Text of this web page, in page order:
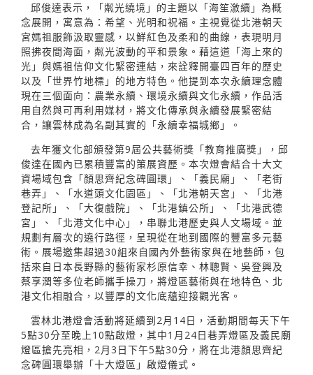
邱俊達表示，「粼光繞境」的主題以「海笙漵續」為概
念展開，寓意為：希望、光明和祝福。主視覺從北港朝天
宮媽祖服飾汲取靈感，以鮮紅色及柔和的曲線，表現明月
照拂夜間海面，粼光波動的平和景象。藉這道「海上來的
光」與媽祖信仰文化緊密連結，來詮釋開臺四百年的歷史
以及「世界竹地標」的地方特色。他提到本次永續理念體
現在三個面向：農業永續、環境永續與文化永續，作品活
用自然與可再利用媒材，將文化傳承與永續發展緊密結
合，讓雲林成為名副其實的「永續幸福城鄉」。
去年獲文化部頒發第9屆公共藝術獎「教育推廣獎」，邱
俊達在國內已累積豐富的策展資歷。本次燈會結合十大文
資場域包含「顏思齊紀念碑圓環」、「義民廟」、「老街
巷弄」、「水道頭文化園區」、「北港朝天宮」、「北港
登記所」、「大復戲院」、「北港鎮公所」、「北港武德
宮」、「北港文化中心」，串聯北港歷史與人文場域。並
規劃有層次的遶行路徑，呈現從在地到國際的豐富多元藝
術。展場邀集超過30組來自國內外藝術家與在地藝師，包
括來自日本長野縣的藝術家杉原信幸、林聰賢、吳登興及
蔡享潤等多位老師攜手操刀，將燈區藝術與在地特色、北
港文化相融合，以豐厚的文化底蘊迎接觀光客。
雲林北港燈會活動將延續到2月14日，活動期間每天下午
5點30分至晚上10點啟燈，其中1月24日巷弄燈區及義民廟
燈區搶先亮相，2月3日下午5點30分，將在北港顏思齊紀
念碑圓環舉辦「十大燈區」啟燈儀式。